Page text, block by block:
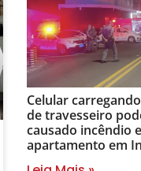
Celular
de travesseiro
causado incêndio
apartamento em